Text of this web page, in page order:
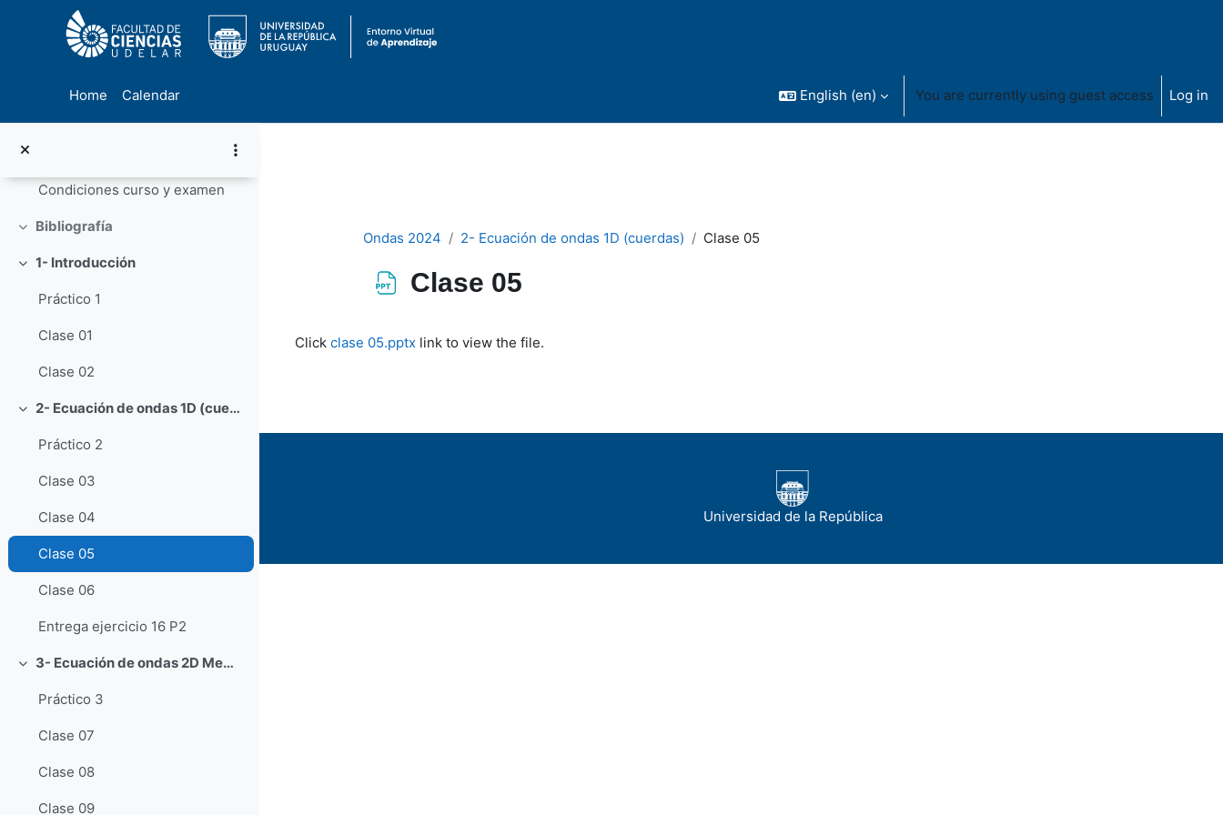
Home Calendar English ‎(en)‎ You are currently using guest access Log in
Solucion examen marzo 25
Collapse
Información general del curso
Condiciones curso y examen
Collapse
Bibliografía
Collapse
1- Introducción
Práctico 1
Clase 01
Clase 02
Collapse 2- Ecuación de ondas 1D (cuerdas)
Práctico 2
Clase 03
Clase 04
Clase 05
Clase 06
Entrega ejercicio 16 P2
Collapse 3- Ecuación de ondas 2D Membranas
Práctico 3
Clase 07
Clase 08
Clase 09
Ondas 2024 2- Ecuación de ondas 1D (cuerdas) Clase 05
Clase 05
Click clase 05.pptx link to view the file.
Universidad de la República